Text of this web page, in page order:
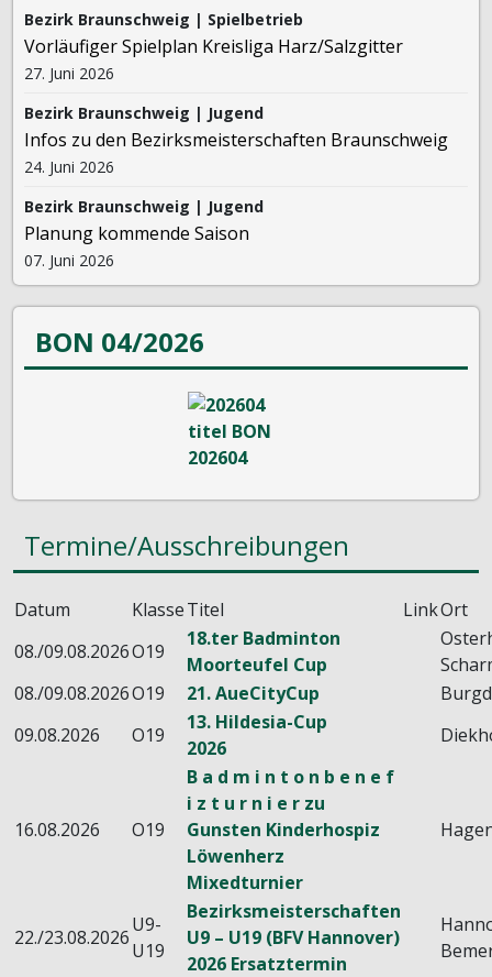
Bezirk Braunschweig | Spielbetrieb
Vorläufiger Spielplan Kreisliga Harz/Salzgitter
27. Juni 2026
Bezirk Braunschweig | Jugend
Infos zu den Bezirksmeisterschaften Braunschweig
24. Juni 2026
Bezirk Braunschweig | Jugend
Planung kommende Saison
07. Juni 2026
BON 04/2026
Termine/Ausschreibungen
Datum KlasseTitel LinkOrt
08./09.08.2026O19
18.ter Badminton
Moorteufel Cup
08./09.08.2026O19 21. AueCityCup
09.08.2026
O19
13. Hildesia-Cup
2026
16.08.2026 O19
B a d m i n t o n b e n e f
i z t u r n i e r zu
Gunsten Kinderhospiz
Löwenherz
Mixedturnier
22./23.08.2026
U9-
U19
Bezirksmeisterschaften
U9 – U19 (BFV Hannover)
2026 Ersatztermin